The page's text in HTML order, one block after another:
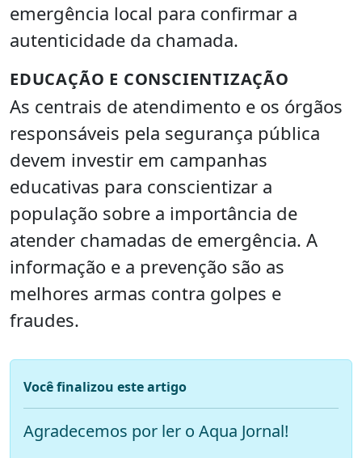
emergência local para confirmar a
autenticidade da chamada.
EDUCAÇÃO E CONSCIENTIZAÇÃO
As centrais de atendimento e os órgãos
responsáveis pela segurança pública
devem investir em campanhas
educativas para conscientizar a
população sobre a importância de
atender chamadas de emergência. A
informação e a prevenção são as
melhores armas contra golpes e
fraudes.
Você finalizou este artigo
Agradecemos por ler o Aqua Jornal!